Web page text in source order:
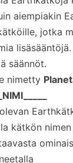
aiempiakin
jotka
säännöt.
nimetty
kätkön